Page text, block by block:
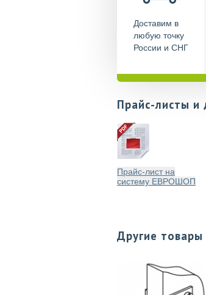
Доставим в
любую точку
России и СНГ
Прайс-листы и
Прайс-лист на
систему ЕВРОШОП
Другие